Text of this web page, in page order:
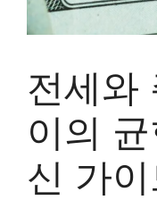
전세와
이의
신 가